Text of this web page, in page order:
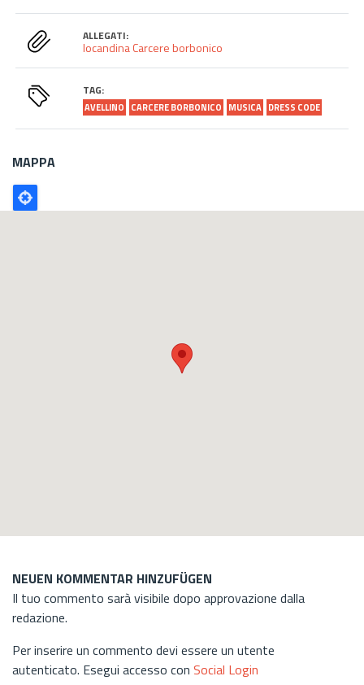
ALLEGATI:
locandina Carcere borbonico
TAG:
AVELLINO CARCERE BORBONICO MUSICA DRESS CODE
MAPPA
Poligono
GEO
NEUEN KOMMENTAR HINZUFÜGEN
Il tuo commento sarà visibile dopo approvazione dalla
redazione.
Per inserire un commento devi essere un utente
autenticato. Esegui accesso con Social Login